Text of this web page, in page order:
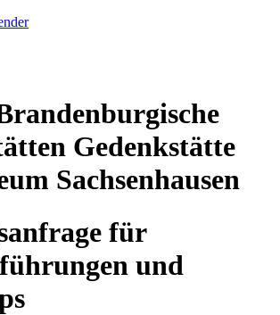
Gedenkstätte
Sachsenhausen
für
und